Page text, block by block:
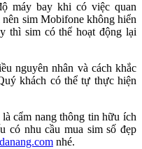
máy bay khi có việc quan
sim Mobifone không hiển
thì sim có thể hoạt động lại
nguyên nhân và cách khắc
khách có thể tự thực hiện
cẩm nang thông tin hữu ích
có nhu cầu mua sim số đẹp
nhé.